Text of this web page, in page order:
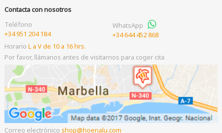
Contacta con nosotros
Teléfono
+34 951 204 184
WhatsApp
+34 644 452 868
Horario L a V de 10 a 16 hrs.
Por favor, llámanos antes de visitarnos para coger cita
Correo electrónico shop hoenalu.com